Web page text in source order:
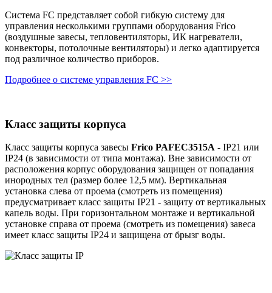
Система FC представляет собой гибкую систему для
управления несколькими группами оборудования Frico
(воздушные завесы, тепловентиляторы, ИК нагреватели,
конвекторы, потолочные вентиляторы) и легко адаптируется
под различное количество приборов.
Подробнее о системе управления FC >>
Класс защиты корпуса
Класс защиты корпуса завесы Frico PAFEC3515A - IP21 или
IP24 (в зависимости от типа монтажа). Вне зависимости от
расположения корпус оборудования защищен от попадания
инородных тел (размер более 12,5 мм). Вертикальная
установка слева от проема (смотреть из помещения)
предусматривает класс защиты IP21 - защиту от вертикальных
капель воды. При горизонтальном монтаже и вертикальной
установке справа от проема (смотреть из помещения) завеса
имеет класс защиты IP24 и защищена от брызг воды.